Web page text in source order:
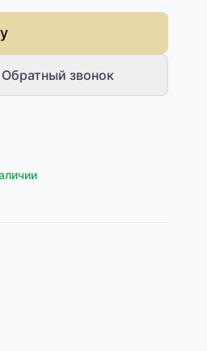
Обратный звонок